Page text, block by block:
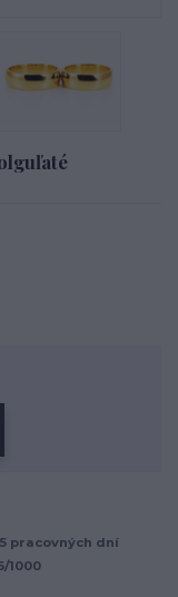
pracovných dní
1000